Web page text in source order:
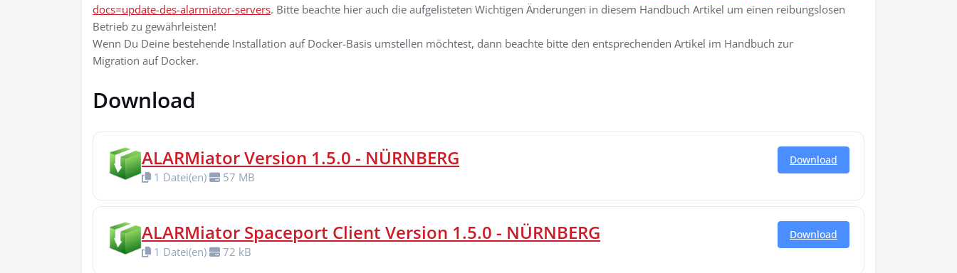
docs=update-des-alarmiator-servers. Bitte beachte hier auch die aufgelisteten Wichtigen Änderungen in diesem Handbuch Artikel um einen reibungslosen
Betrieb zu gewährleisten!
Wenn Du Deine bestehende Installation auf Docker-Basis umstellen möchtest, dann beachte bitte den entsprechenden Artikel im Handbuch zur
Migration auf Docker.
Download
ALARMiator Version 1.5.0 - NÜRNBERG
1 Datei(en) 57 MB
Download
ALARMiator Spaceport Client Version 1.5.0 - NÜRNBERG
1 Datei(en) 72 kB
Download